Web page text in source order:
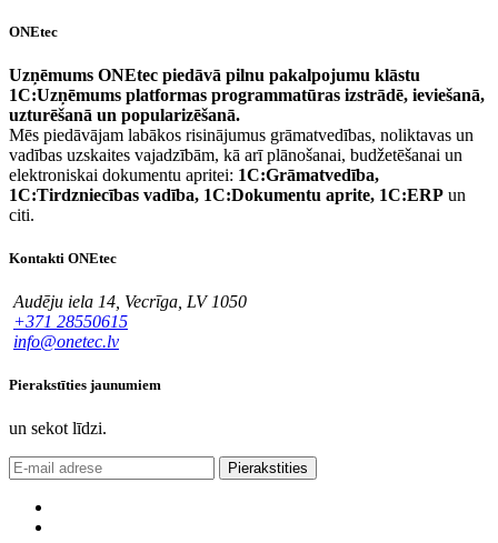
ONEtec
Uzņēmums ONEtec piedāvā pilnu pakalpojumu klāstu
1C:Uzņēmums platformas programmatūras izstrādē, ieviešanā,
uzturēšanā un popularizēšanā.
Mēs piedāvājam labākos risinājumus grāmatvedības, noliktavas un
vadības uzskaites vajadzībām, kā arī plānošanai, budžetēšanai un
elektroniskai dokumentu apritei: 1C:Grāmatvedība,
1C:Tirdzniecības vadība, 1C:Dokumentu aprite, 1C:ERP un
citi.
Kontakti ONEtec
Audēju iela 14, Vecrīga, LV 1050
+371 28550615
info@onetec.lv
Pierakstīties jaunumiem
un sekot līdzi.
Pierakstities